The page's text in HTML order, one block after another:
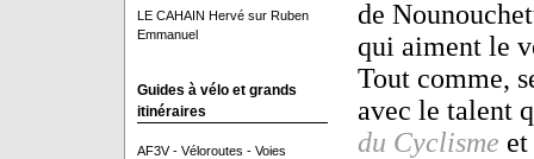
LE CAHAIN Hervésur Ruben
Emmanuel
Guides à vélo et grands
itinéraires
AF3V - Véloroutes - Voies
de
qui aiment le
Tout comme,
avec le talent
du Cyclisme